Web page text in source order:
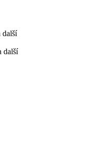
další
další